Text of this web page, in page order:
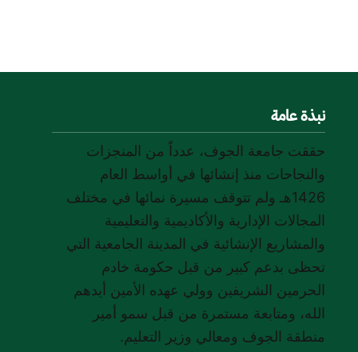
نبذة عامة
حققت جامعة الجوف، عدداً من المنجزات
والنجاحات منذ إنشائها في أواسط العام
1426هـ ولم تتوقف مسيرة نمائها في مختلف
المجالات الإدارية والأكاديمية والتعليمية
والمشاريع الإنشائية في المدينة الجامعية التي
تحظى بدعم كبير من قبل حكومة خادم
الحرمين الشريفين وولي عهده الأمين أيدهم
الله، ومتابعة مستمرة من قبل سمو أمير
منطقة الجوف ومعالي وزير التعليم.